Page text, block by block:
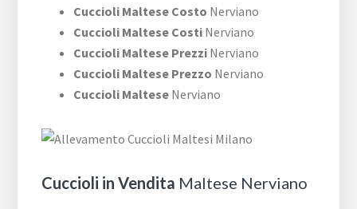
Cuccioli Maltese Costo Nerviano
Cuccioli Maltese Costi Nerviano
Cuccioli Maltese Prezzi Nerviano
Cuccioli Maltese Prezzo Nerviano
Cuccioli Maltese Nerviano
Cuccioli in Vendita Maltese Nerviano